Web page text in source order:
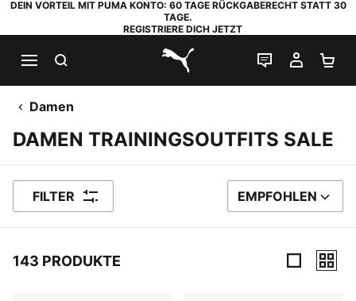
DEIN VORTEIL MIT PUMA KONTO: 60 TAGE RÜCKGABERECHT STATT 30
TAGE.
REGISTRIERE DICH JETZT
PUMA.com
LIVE-CHAT
MEIN
Damen
DAMEN TRAININGSOUTFITS SALE
FILTER SORTIEREN NACH
EMPFOHLEN
143 PRODUKTE